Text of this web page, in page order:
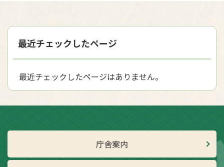
最近チェックしたページ
最近チェックしたページはありません。
庁舎案内